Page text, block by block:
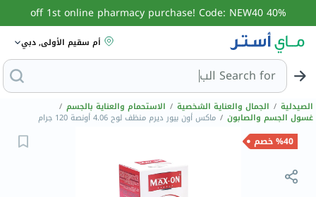
40% off 1st online pharmacy purchase! Code: NEW40
أم سقيم الأولى, دبي
Search for البحث عن مزيل عرق
الصيدلية / الجمال والعناية الشخصية / الاستحمام والعناية بالجسم /
غسول الجسم والصابون / ماكس أون بيور ديرم منظف لوح 4.06 أونصة 120 جرام
%40 خصم